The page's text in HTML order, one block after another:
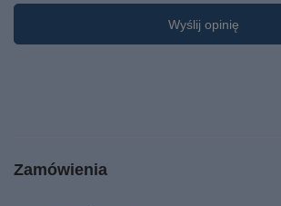
Wyślij opinię
Zamówienia